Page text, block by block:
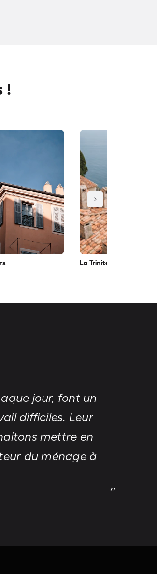
!
La Trinité
jour, font un
difficiles. Leur
mettre en
du ménage à